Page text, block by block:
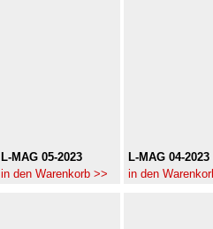
L-MAG 05-2023
in den Warenkorb >>
L-MAG 04-2023
in den